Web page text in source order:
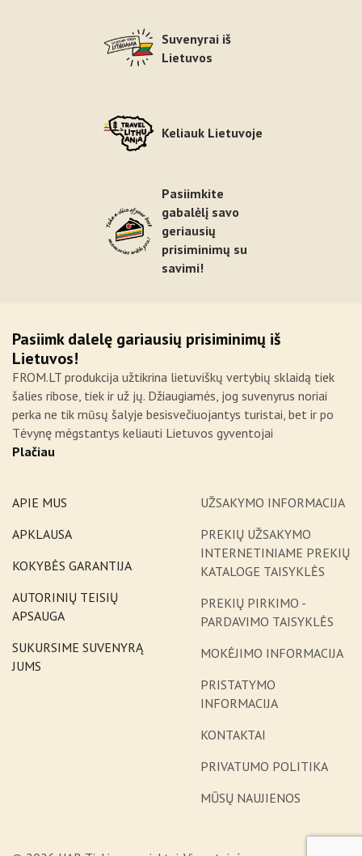
Suvenyrai iš
Lietuvos
Keliauk Lietuvoje
Pasiimkite
gabalėlį savo
geriausių
prisiminimų su
savimi!
Pasiimk dalelę gariausių prisiminimų iš
Lietuvos!
FROM.LT produkcija užtikrina lietuviškų vertybių sklaidą tiek
šalies ribose, tiek ir už jų. Džiaugiamės, jog suvenyrus noriai
perka ne tik mūsų šalyje besisvečiuojantys turistai, bet ir po
Tėvynę mėgstantys keliauti Lietuvos gyventojai
Plačiau
APIE MUS
APKLAUSA
KOKYBĖS GARANTIJA
AUTORINIŲ TEISIŲ
APSAUGA
SUKURSIME SUVENYRĄ
JUMS
UŽSAKYMO INFORMACIJA
PREKIŲ UŽSAKYMO
INTERNETINIAME PREKIŲ
KATALOGE TAISYKLĖS
PREKIŲ PIRKIMO -
PARDAVIMO TAISYKLĖS
MOKĖJIMO INFORMACIJA
PRISTATYMO
INFORMACIJA
KONTAKTAI
PRIVATUMO POLITIKA
MŪSŲ NAUJIENOS